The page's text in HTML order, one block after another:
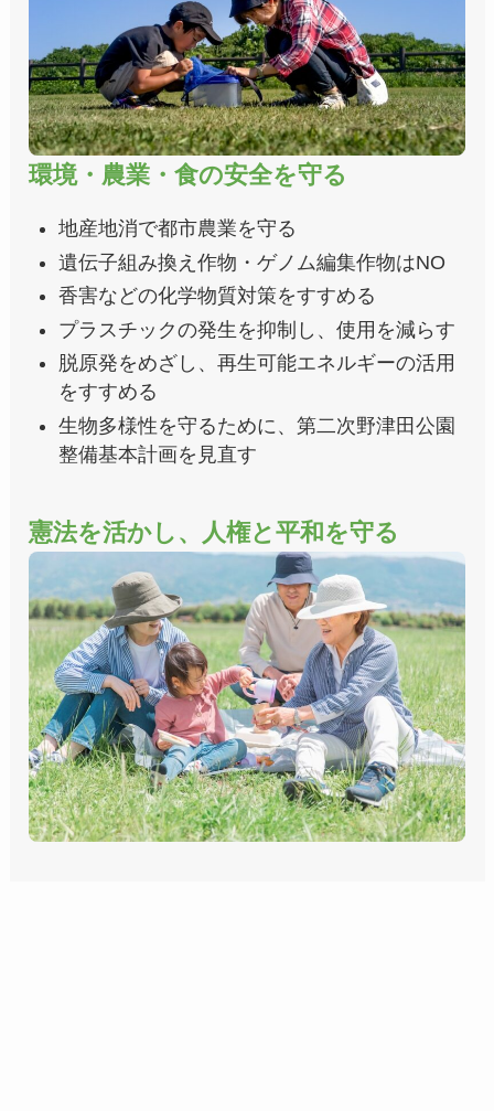
環境・農業・食の安全を守る
地産地消で都市農業を守る
遺伝子組み換え作物・ゲノム編集作物はNO
香害などの化学物質対策をすすめる
プラスチックの発生を抑制し、使用を減らす
脱原発をめざし、再生可能エネルギーの活用
をすすめる
生物多様性を守るために、第二次野津田公園
整備基本計画を見直す
憲法を活かし、人権と平和を守る